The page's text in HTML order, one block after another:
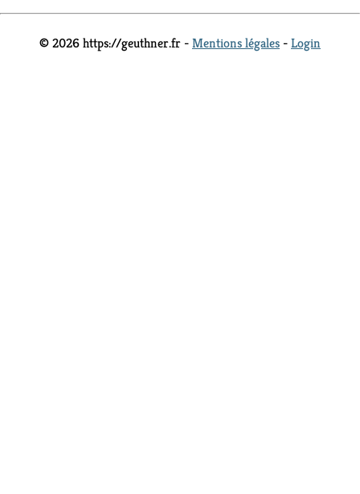
© 2026 https://geuthner.fr -Mentions légales -Login